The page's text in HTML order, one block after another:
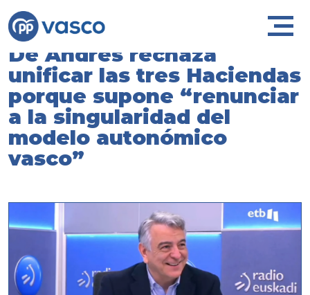
De Andrés rechaza
unificar las tres Haciendas
porque supone “renunciar
a la singularidad del
modelo autonómico
vasco”